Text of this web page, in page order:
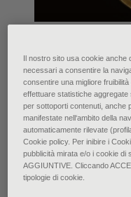
La
di
“L’arte
Il nostro sito usa cookie anche
necessari a consentire la
consentire una migliore
effettuare statistiche
per sottoporti contenuti, anche
manifestate nell‘ambito della
automaticamente rilevate
Cookie policy. Per inibire i
pubblicità mirata e/o i cookie
AGGIUNTIVE. Cliccando
tipologie di cookie.